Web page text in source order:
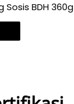
Sosis BDH 360g